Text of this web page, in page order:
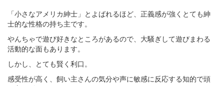
「小さなアメリカ紳士」とよばれるほど、正義感が強くとても紳
士的な性格の持ち主です。
やんちゃで遊び好きなところがあるので、大騒ぎして遊びまわる
活動的な面もあります。
しかし、とても賢く利口。
感受性が高く、飼い主さんの気分や声に敏感に反応する知的で頭